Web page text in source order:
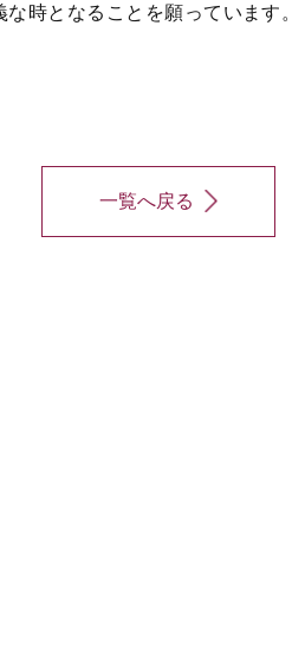
時となることを願っています。
一覧へ戻る